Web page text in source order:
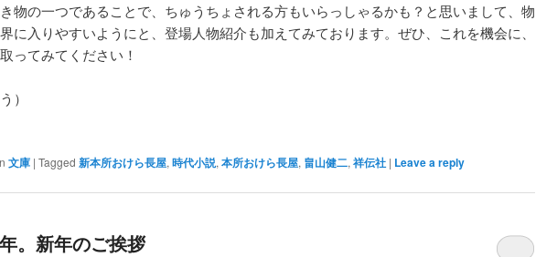
物の一つであることで、ちゅうちょされる方もいらっしゃるかも？と思いまして、物
に入りやすいようにと、登場人物紹介も加えてみております。ぜひ、これを機会に、
ってみてください！
）
文庫 | Tagged 新本所おけら長屋, 時代小説, 本所おけら長屋, 畠山健二, 祥伝社 | Leave a reply
。新年のご挨拶